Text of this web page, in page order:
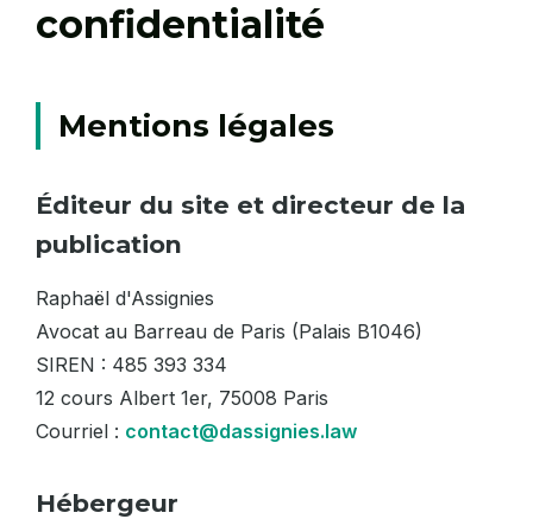
confidentialité
Mentions légales
Éditeur du site et directeur de la
publication
Raphaël d'Assignies
Avocat au Barreau de Paris (Palais B1046)
SIREN : 485 393 334
12 cours Albert 1er, 75008 Paris
Courriel : contact@dassignies.law
Hébergeur